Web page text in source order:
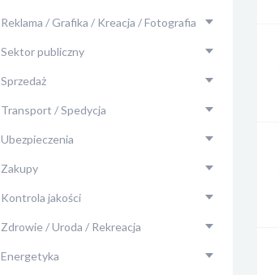
Reklama / Grafika / Kreacja / Fotografia
Sektor publiczny
Sprzedaż
Transport / Spedycja
Ubezpieczenia
Zakupy
Kontrola jakości
Zdrowie / Uroda / Rekreacja
Energetyka